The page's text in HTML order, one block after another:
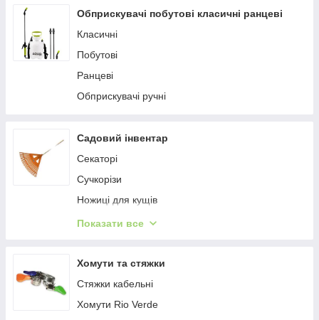
Газонні решітки
Захисні
Аксесуари
Обприскувачі побутові класичні ранцеві
Класичні
Побутові
Ранцеві
Обприскувачі ручні
Садовий інвентар
Секаторі
Сучкорізи
Ножиці для кущів
Ножиці для трави
Лопатки, грабельки, розпушувачі
Садові лопати
Граблі
Показати все
Хомути та стяжки
Стяжки кабельні
Хомути Rio Verde